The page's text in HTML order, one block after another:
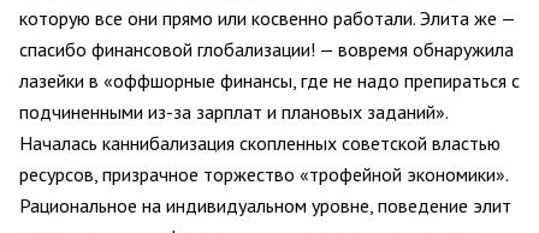
которую все они прямо или косвенно работали. Элита же —
спасибо финансовой глобализации! — вовремя обнаружила
лазейки в «оффшорные финансы, где не надо препираться с
подчиненными из-за зарплат и плановых заданий».
Началась каннибализация скопленных советской властью
ресурсов, призрачное торжество «трофейной экономики».
Рациональное на индивидуальном уровне, поведение элит